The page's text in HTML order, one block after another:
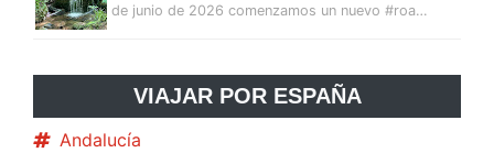
de junio de 2026 comenzamos un nuevo #roa…
VIAJAR POR ESPAÑA
Andalucía